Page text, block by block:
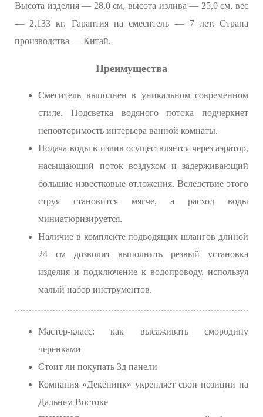
Высота изделия — 28,0 см, высота излива — 25,0 см, вес
— 2,133 кг. Гарантия на смеситель — 7 лет. Страна
производства — Китай.
Преимущества
Смеситель выполнен в уникальном современном
стиле. Подсветка водяного потока подчеркнет
неповторимость интерьера ванной комнаты.
Подача воды в излив осуществляется через аэратор,
насыщающий поток воздухом и задерживающий
большие известковые отложения. Вследствие этого
струя становится мягче, а расход воды
миниатюризируется.
Наличие в комплекте подводящих шлангов длиной
24 см дозволит выполнить резвый установка
изделия и подключение к водопроводу, используя
малый набор инструментов.
Мастер-класс: как высаживать смородину
черенками
Стоит ли покупать 3д панели
Компания «Декёнинк» укрепляет свои позиции на
Дальнем Востоке